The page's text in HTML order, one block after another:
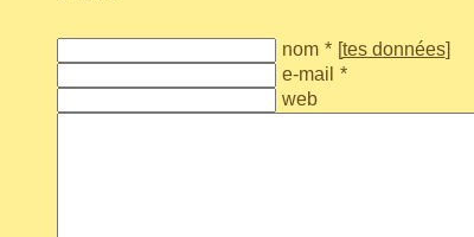
nom * [tes données]
e-mail *
web